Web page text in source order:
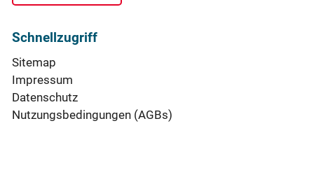
Schnellzugriff
Sitemap
Impressum
Datenschutz
Nutzungsbedingungen (AGBs)